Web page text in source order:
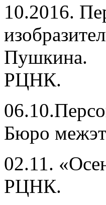
10.2016.
Пушкина.
РЦНК.
Бюро
02.11.
РЦНК.